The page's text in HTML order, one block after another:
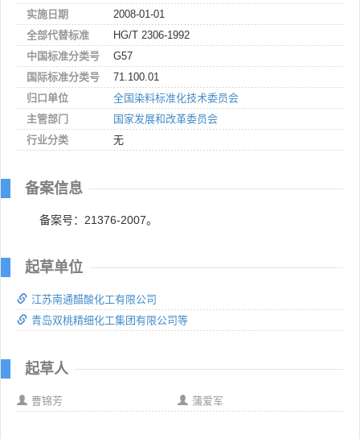
实施日期
2008-01-01
全部代替标准
HG/T 2306-1992
中国标准分类号
G57
国际标准分类号
71.100.01
归口单位
全国染料标准化技术委员会
主管部门
国家发展和改革委员会
行业分类
无
备案信息
备案号：21376-2007。
起草单位
江苏南通醋酸化工有限公司
青岛双桃精细化工集团有限公司等
起草人
曹锦芳 蒲爱军